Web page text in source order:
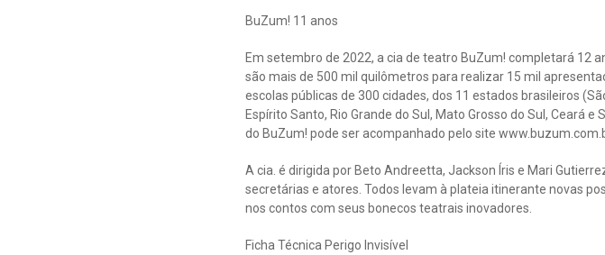
BuZum! 11 anos
Em setembro de 2022, a cia de teatro BuZum! completará 12
são mais de 500 mil quilômetros para realizar 15 mil
escolas públicas de 300 cidades, dos 11 estados brasileiros
Espírito Santo, Rio Grande do Sul, Mato Grosso do Sul, Ceará
do BuZum! pode ser acompanhado pelo site
A cia. é dirigida por Beto Andreetta, Jackson Íris e Mari
secretárias e atores. Todos levam à plateia itinerante novas
nos contos com seus bonecos teatrais inovadores.
Ficha Técnica Perigo Invisível